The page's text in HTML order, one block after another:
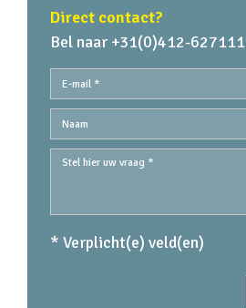
Direct contact?
Bel naar +31(0)412-627111
* Verplicht(e) veld(en)